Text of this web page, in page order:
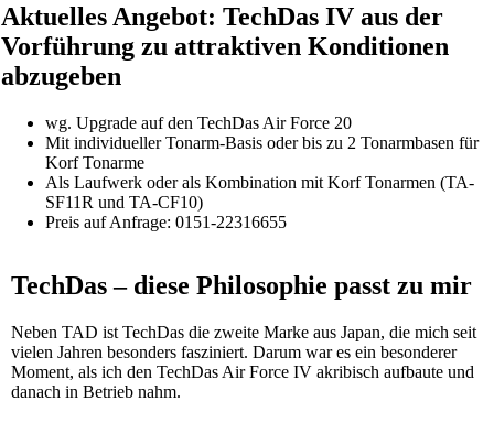
Aktuelles Angebot: TechDas IV aus der
Vorführung zu attraktiven Konditionen
abzugeben
wg. Upgrade auf den TechDas Air Force 20
Mit individueller Tonarm-Basis oder bis zu 2 Tonarmbasen für
Korf Tonarme
Als Laufwerk oder als Kombination mit Korf Tonarmen (TA-
SF11R und TA-CF10)
Preis auf Anfrage: 0151-22316655
TechDas – diese Philosophie passt zu mir
Neben TAD ist TechDas die zweite Marke aus Japan, die mich seit
vielen Jahren besonders fasziniert. Darum war es ein besonderer
Moment, als ich den TechDas Air Force IV akribisch aufbaute und
danach in Betrieb nahm.